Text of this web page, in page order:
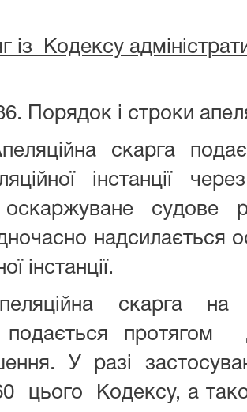
із Кодексу
Порядок і строки
скарга
інстанції
оскаржуване судове
надсилається
інстанції.
скарга
подається
У разі
цього Кодексу, а